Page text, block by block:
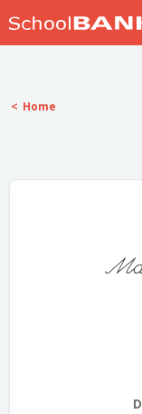
Home